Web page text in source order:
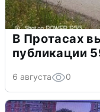
В Протасах
публикации
6 августа 0